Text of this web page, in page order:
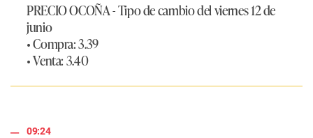
PRECIO OCOÑA- Tipo de cambio del viernes 12 de
junio
• Compra:3.39
• Venta:3.40
09:24